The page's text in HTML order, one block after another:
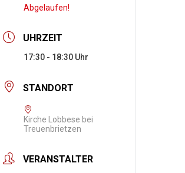
Abgelaufen!
UHRZEIT
17:30 - 18:30
STANDORT
Kirche Lobbese bei
Treuenbrietzen
VERANSTALTER